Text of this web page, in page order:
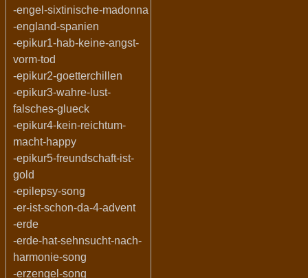
-engel-sixtinische-madonna
-england-spanien
-epikur1-hab-keine-angst-
vorm-tod
-epikur2-goetterchillen
-epikur3-wahre-lust-
falsches-glueck
-epikur4-kein-reichtum-
macht-happy
-epikur5-freundschaft-ist-
gold
-epilepsy-song
-er-ist-schon-da-4-advent
-erde
-erde-hat-sehnsucht-nach-
harmonie-song
-erzengel-song